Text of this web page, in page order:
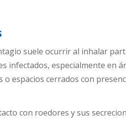
suele ocurrir al inhalar
infectados, especialmente en
espacios cerrados con
con roedores y sus